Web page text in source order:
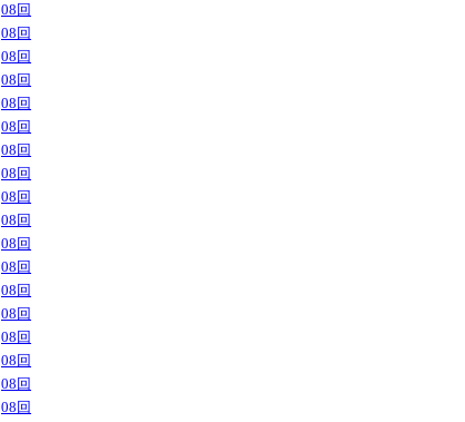
08回
08回
08回
08回
08回
08回
08回
08回
08回
08回
08回
08回
08回
08回
08回
08回
08回
08回